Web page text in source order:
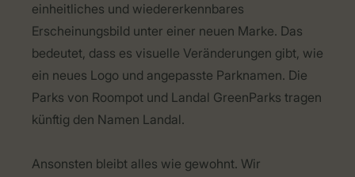
einheitliches und wiedererkennbares
Erscheinungsbild unter einer neuen Marke. Das
bedeutet, dass es visuelle Veränderungen gibt, wie
ein neues Logo und angepasste Parknamen. Die
Parks von Roompot und Landal GreenParks tragen
künftig den Namen Landal.
Ansonsten bleibt alles wie gewohnt. Wir